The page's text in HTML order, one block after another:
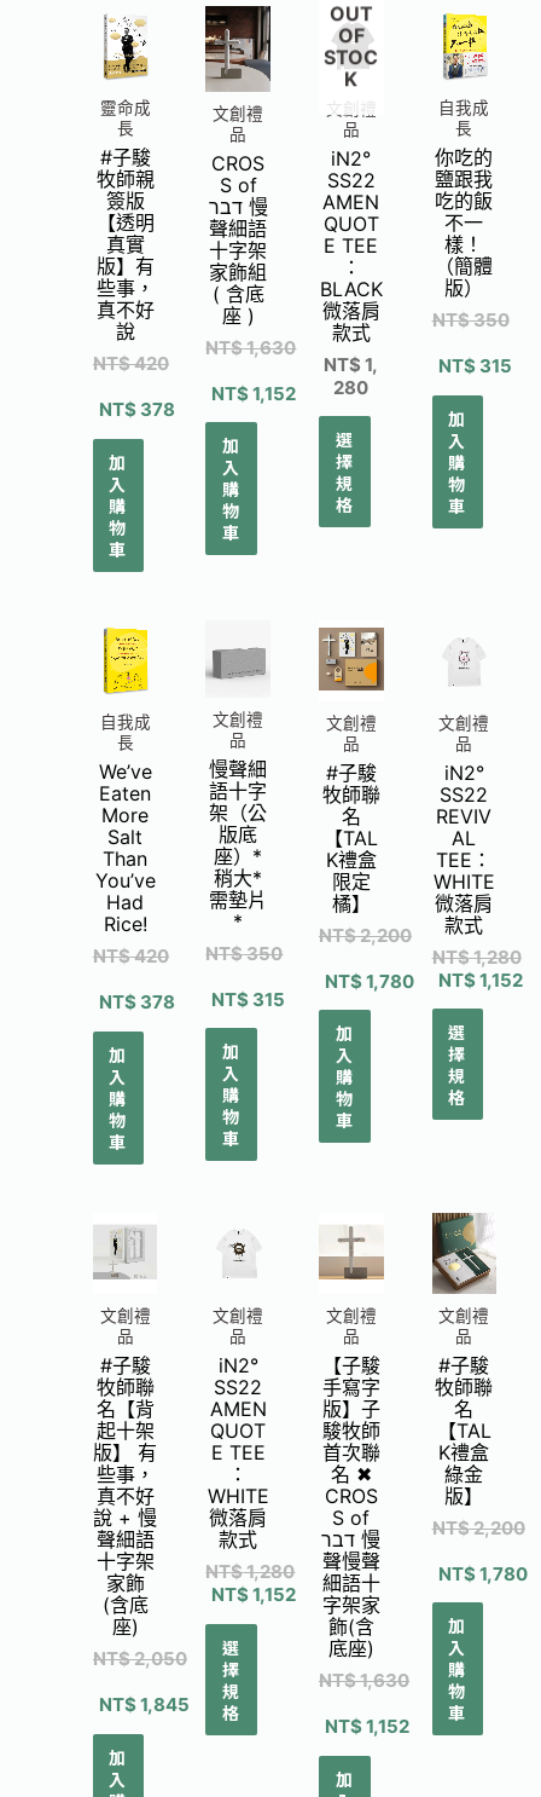
靈命成
長
#子駿
牧師親
簽版
【透明
真實
版】有
些事，
真不好
說
NT$420
NT$378
加
入
購
物
車
文創禮
品
CROS
S of
דבר 慢
聲細語
十字架
家飾組
( 含底
座 )
NT$1,630
NT$1,152
加
入
購
物
車
OUT
OF
STOC
K
文創禮
品
iN2°
SS22
AMEN
QUOT
E TEE
：
BLACK
微落肩
款式
NT$ 1,
280
選
擇
規
格
自我成
長
你吃的
鹽跟我
吃的飯
不一
樣！
（簡體
版）
NT$350
NT$315
加
入
購
物
車
自我成
長
We’ve
Eaten
More
Salt
Than
You’ve
Had
Rice!
NT$420
NT$378
加
入
購
物
車
文創禮
品
慢聲細
語十字
架（公
版底
座）*
稍大*
需墊片
*
NT$350
NT$ 315
加
入
購
物
車
文創禮
品
#子駿
牧師聯
名
【TAL
K禮盒
限定
橘】
NT$2,200
NT$1,780
加
入
購
物
車
文創禮
品
iN2°
SS22
REVIV
AL
TEE：
WHITE
微落肩
款式
NT$1,280
NT$1,152
選
擇
規
格
文創禮
品
#子駿
牧師聯
名【背
起十架
版】 有
些事，
真不好
說 + 慢
聲細語
十字架
家飾
(含底
座)
NT$2,050
NT$1,845
加
入
文創禮
品
iN2°
SS22
AMEN
QUOT
E TEE
：
WHITE
微落肩
款式
NT$1,280
NT$1,152
選
擇
規
格
文創禮
品
【子駿
手寫字
版】子
駿牧師
首次聯
名 ✖
CROS
S of
דבר 慢
聲慢聲
細語十
字架家
飾(含
底座)
NT$1,630
NT$1,152
加
文創禮
品
#子駿
牧師聯
名
【TAL
K禮盒
綠金
版】
NT$2,200
NT$1,780
加
入
購
物
車